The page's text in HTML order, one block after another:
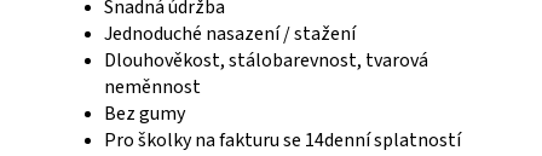
Snadná údržba
Jednoduché nasazení / stažení
Dlouhověkost, stálobarevnost, tvarová
neměnnost
Bez gumy
Pro školky na fakturu se 14denní splatností